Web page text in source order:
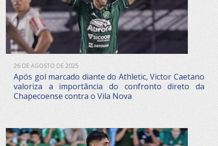
26 DE AGOSTO DE 2025
Após gol marcado diante do Athletic, Victor Caetano
valoriza a importância do confronto direto da
Chapecoense contra o Vila Nova